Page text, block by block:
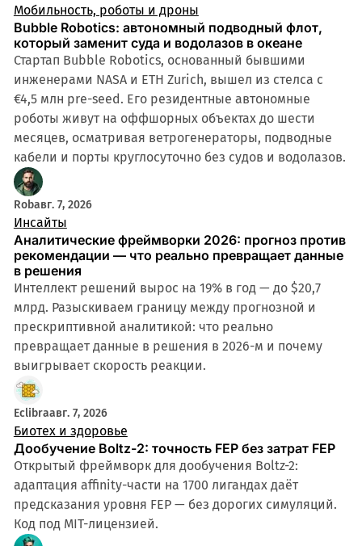
Мобильность, роботы и дроны
Bubble Robotics: автономный подводный флот,
который заменит суда и водолазов в океане
Стартап Bubble Robotics, основанный бывшими
инженерами NASA и ETH Zurich, вышел из стелса с
€4,5 млн pre-seed. Его резидентные автономные
роботы живут на оффшорных объектах до шести
месяцев, осматривая ветрогенераторы, подводные
кабели и порты круглосуточно без судов и водолазов.
Robавг. 7, 2026
Инсайты
Аналитические фреймворки 2026: прогноз против
рекомендации — что реально превращает данные
в решения
Интеллект решений вырос на 19% в год — до $20,7
млрд. Разыскиваем границу между прогнозной и
прескриптивной аналитикой: что реально
превращает данные в решения в 2026-м и почему
выигрывает скорость реакции.
Eclibraавг. 7, 2026
Биотех и здоровье
Дообучение Boltz-2: точность FEP без затрат FEP
Открытый фреймворк для дообучения Boltz-2:
адаптация affinity-части на 1700 лигандах даёт
предсказания уровня FEP — без дорогих симуляций.
Код под MIT-лицензией.